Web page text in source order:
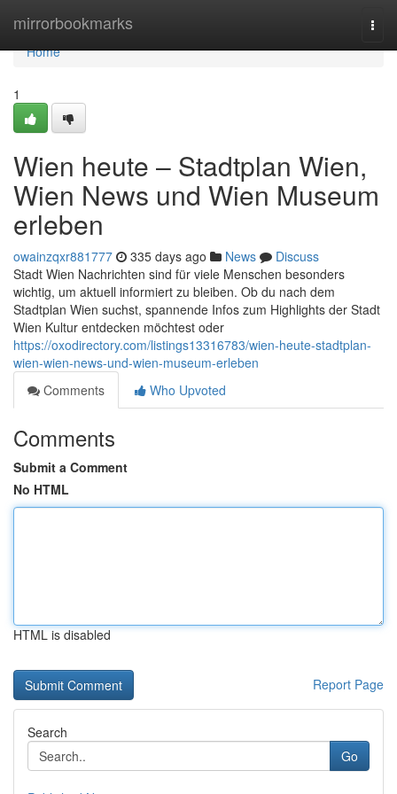
mirrorbookmarks
Home
Home
1
Wien heute – Stadtplan Wien,
Wien News und Wien Museum
erleben
owainzqxr881777 335 days ago News
Discuss
Stadt Wien Nachrichten sind für viele Menschen besonders
wichtig, um aktuell informiert zu bleiben. Ob du nach dem
Stadtplan Wien suchst, spannende Infos zum Highlights der Stadt
Wien Kultur entdecken möchtest oder
https://oxodirectory.com/listings13316783/wien-heute-stadtplan-
wien-wien-news-und-wien-museum-erleben
Comments
Who Upvoted
Comments
Submit a Comment
No HTML
HTML is disabled
Report Page
Search
Go